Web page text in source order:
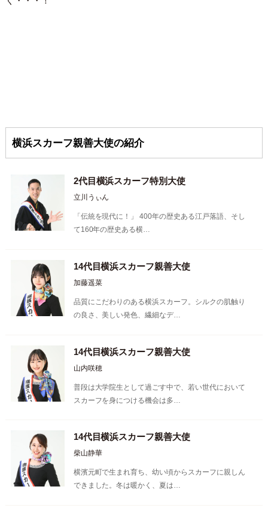
横浜スカーフ親善大使の紹介
2代目横浜スカーフ特別大使
立川うぃん
「伝統を現代に！」 400年の歴史ある江戸落語、そし
て160年の歴史ある横…
14代目横浜スカーフ親善大使
加藤遥菜
品質にこだわりのある横浜スカーフ。シルクの肌触り
の良さ、美しい発色、繊細なデ…
14代目横浜スカーフ親善大使
山内咲穂
普段は大学院生として過ごす中で、若い世代において
スカーフを身につける機会は多…
14代目横浜スカーフ親善大使
柴山静華
横濱元町で生まれ育ち、幼い頃からスカーフに親しん
できました。冬は暖かく、夏は…